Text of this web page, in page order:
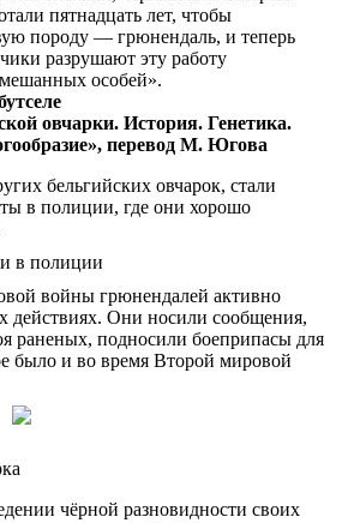
пятнадцать лет, чтобы
породу — грюнендаль, и теперь
разрушают эту работу
особей».
овчарки. История. Генетика.
перевод М. Югова
бельгийских овчарок, стали
в полиции, где они хорошо
войны грюнендалей активно
действиях. Они носили сообщения,
раненых, подносили боеприпасы для
было и во время Второй мировой
чёрной разновидности своих